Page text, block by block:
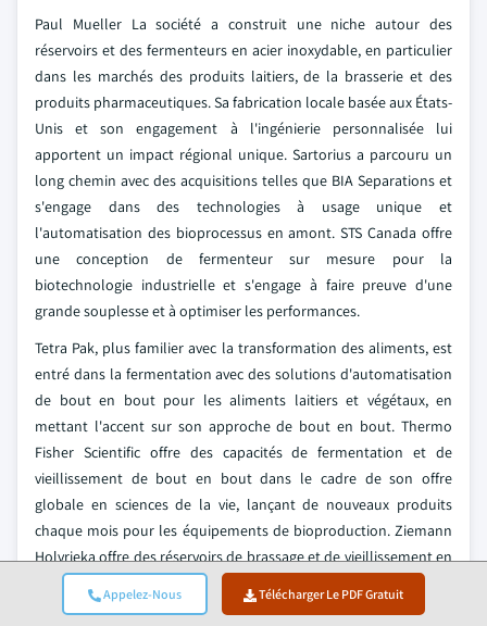
Appelez-Nous Télécharger Le PDF Gratuit
Paul Mueller La société a construit une niche autour des
réservoirs et des fermenteurs en acier inoxydable, en particulier
dans les marchés des produits laitiers, de la brasserie et des
produits pharmaceutiques. Sa fabrication locale basée aux États-
Unis et son engagement à l'ingénierie personnalisée lui
apportent un impact régional unique. Sartorius a parcouru un
long chemin avec des acquisitions telles que BIA Separations et
s'engage dans des technologies à usage unique et
l'automatisation des bioprocessus en amont. STS Canada offre
une conception de fermenteur sur mesure pour la
biotechnologie industrielle et s'engage à faire preuve d'une
grande souplesse et à optimiser les performances.
Tetra Pak, plus familier avec la transformation des aliments, est
entré dans la fermentation avec des solutions d'automatisation
de bout en bout pour les aliments laitiers et végétaux, en
mettant l'accent sur son approche de bout en bout. Thermo
Fisher Scientific offre des capacités de fermentation et de
vieillissement de bout en bout dans le cadre de son offre
globale en sciences de la vie, lançant de nouveaux produits
chaque mois pour les équipements de bioproduction. Ziemann
Holvrieka offre des réservoirs de brassage et de vieillissement en
grand volume, tout en maintenant ses clients de boissons à
l'échelle mondiale avec des systèmes de fermentation à forte